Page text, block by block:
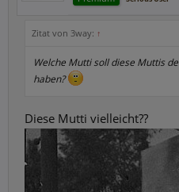
Zitat von 3way: ↑
Welche Mutti soll diese Muttis
haben?
Diese Mutti vielleicht??